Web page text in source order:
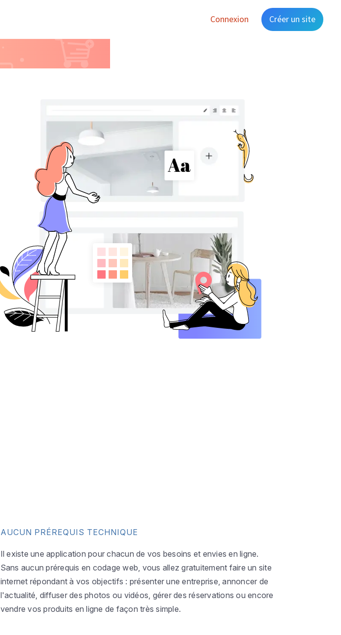
Connexion Créer un site
AUCUN PRÉREQUIS TECHNIQUE
Il existe une application pour chacun de vos besoins et envies en ligne.
Sans aucun prérequis en codage web, vous allez gratuitement faire un site
internet répondant à vos objectifs : présenter une entreprise, annoncer de
l'actualité, diffuser des photos ou vidéos, gérer des réservations ou encore
vendre vos produits en ligne de façon très simple.